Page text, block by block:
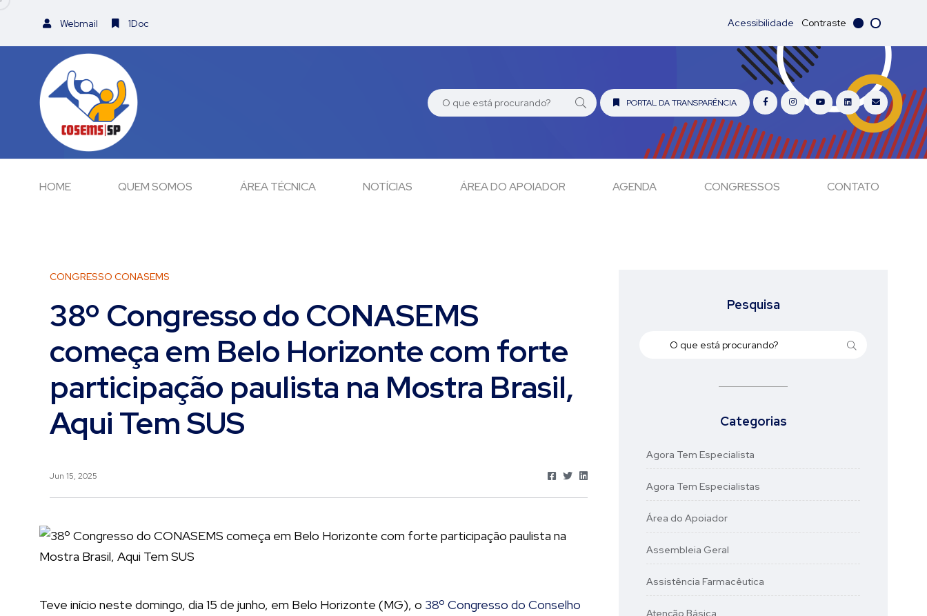
Webmail 1Doc Acessibilidade Contraste
PORTAL DA TRANSPARÊNCIA
HOME QUEM SOMOS ÁREA TÉCNICA NOTÍCIAS ÁREA DO APOIADOR AGENDA CONGRESSOS CONTATO
CONGRESSO CONASEMS
38º Congresso do CONASEMS
começa em Belo Horizonte com forte
participação paulista na Mostra Brasil,
Aqui Tem SUS
Jun 15, 2025
Teve início neste domingo, dia 15 de junho, em Belo Horizonte (MG), o 38º Congresso do Conselho
Pesquisa
Categorias
Agora Tem Especialista
Agora Tem Especialistas
Área do Apoiador
Assembleia Geral
Assistência Farmacêutica
Atenção Básica